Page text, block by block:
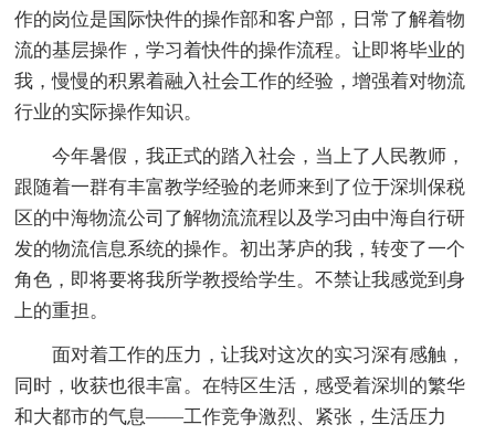
作的岗位是国际快件的操作部和客户部，日常了解着物
流的基层操作，学习着快件的操作流程。让即将毕业的
我，慢慢的积累着融入社会工作的经验，增强着对物流
行业的实际操作知识。
今年暑假，我正式的踏入社会，当上了人民教师，
跟随着一群有丰富教学经验的老师来到了位于深圳保税
区的中海物流公司了解物流流程以及学习由中海自行研
发的物流信息系统的操作。初出茅庐的我，转变了一个
角色，即将要将我所学教授给学生。不禁让我感觉到身
上的重担。
面对着工作的压力，让我对这次的实习深有感触，
同时，收获也很丰富。在特区生活，感受着深圳的繁华
和大都市的气息——工作竞争激烈、紧张，生活压力